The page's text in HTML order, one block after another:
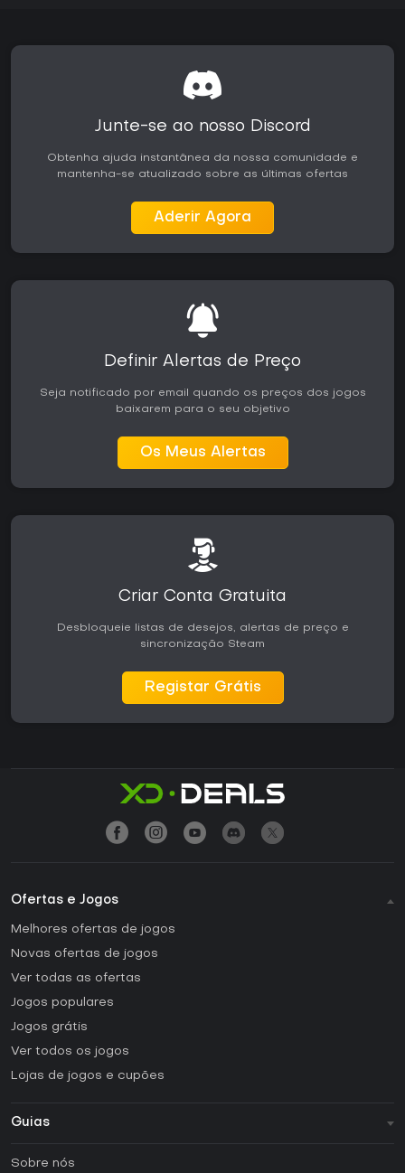
Junte-se ao nosso Discord
Obtenha ajuda instantânea da nossa comunidade e
mantenha-se atualizado sobre as últimas ofertas
Aderir Agora
Definir Alertas de Preço
Seja notificado por email quando os preços dos jogos
baixarem para o seu objetivo
Os Meus Alertas
Criar Conta Gratuita
Desbloqueie listas de desejos, alertas de preço e
sincronização Steam
Registar Grátis
Ofertas e Jogos
Melhores ofertas de jogos
Novas ofertas de jogos
Ver todas as ofertas
Jogos populares
Jogos grátis
Ver todos os jogos
Lojas de jogos e cupões
Guias
Sobre nós